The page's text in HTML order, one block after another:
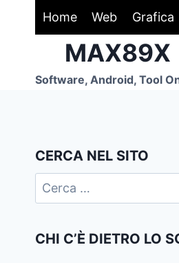
Home Web Grafica
MAX89X
Software, Android, Tool
CERCA NEL SITO
Ricerca
per:
CHI C’È DIETRO LO